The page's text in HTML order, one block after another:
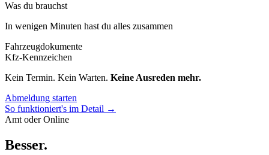
Was du brauchst
In wenigen Minuten hast du alles zusammen
Fahrzeugdokumente
Kfz-Kennzeichen
Kein Termin. Kein Warten. Keine Ausreden mehr.
Abmeldung starten
So funktioniert's im Detail →
Amt oder Online
Besser.